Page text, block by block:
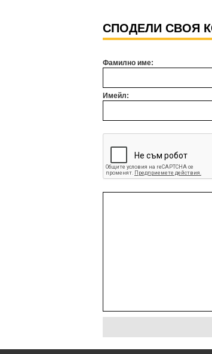
СПОДЕЛИ СВОЯ
Фамилно име:
Имейл: